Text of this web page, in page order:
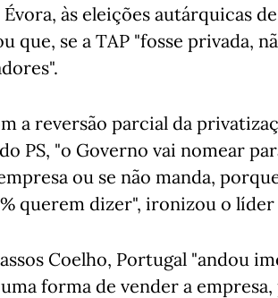
às eleições autárquicas
que, se a TAP "fosse privada,
a reversão parcial da
PS, "o Governo vai nomear
ou se não manda,
querem dizer", ironizou o
Coelho, Portugal "andou
forma de vender a